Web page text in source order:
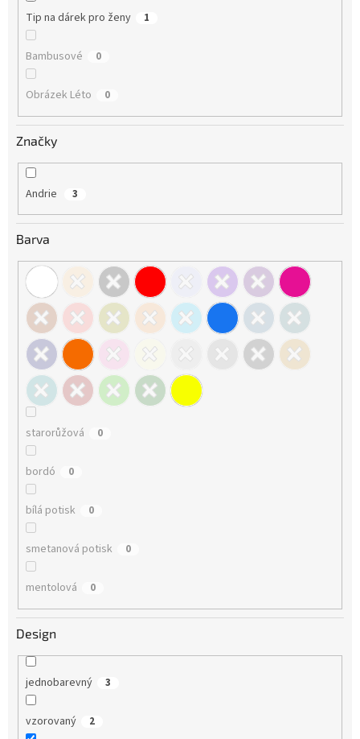
Tip na dárek pro ženy 1
Bambusové 0
Obrázek Léto 0
Značky
Andrie 3
Barva
starorůžová 0
bordó 0
bílá potisk 0
smetanová potisk 0
mentolová 0
Design
jednobarevný 3
vzorovaný 2